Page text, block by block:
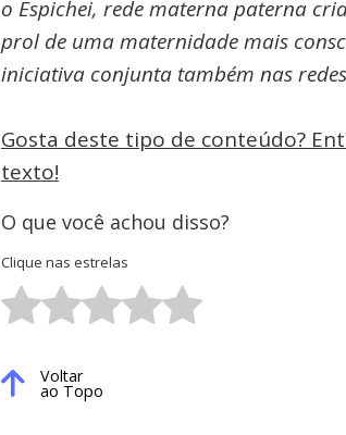
o Espichei, rede materna paterna
prol de uma maternidade mais
iniciativa conjunta também nas
Gosta deste tipo de conteúdo?
texto!
O que você achou disso?
Clique nas estrelas
Voltar
ao Topo